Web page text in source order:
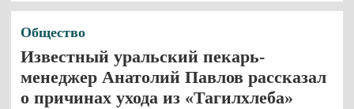
Общество
Известный уральский пекарь-
менеджер Анатолий Павлов рассказал
о причинах ухода из «Тагилхлеба»